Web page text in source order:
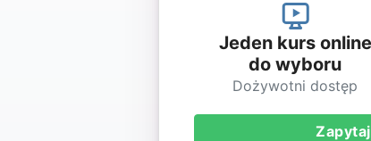
Jeden kurs online
do wyboru
Dożywotni dostęp